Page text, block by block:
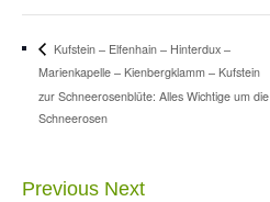
Kufstein – Elfenhain – Hinterdux –
Marienkapelle – Kienbergklamm – Kufstein
zur Schneerosenblüte: Alles Wichtige um die
Schneerosen
Previous Next